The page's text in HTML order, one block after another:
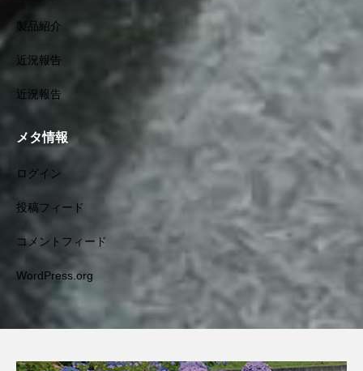
製品紹介
近況報告
近況報告
メタ情報
ログイン
投稿フィード
コメントフィード
WordPress.org